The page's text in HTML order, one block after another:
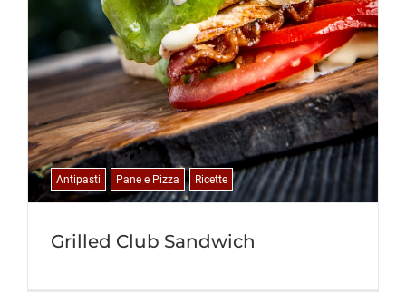
Grilled Club Sandwich
Antipasti Pane e Pizza Ricette